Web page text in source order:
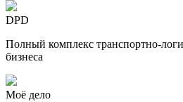
DPD
Полный комплекс транспортно-
бизнеса
Моё дело